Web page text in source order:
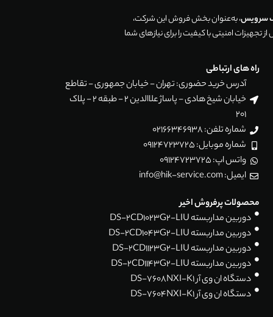
سرویس، به‌عنوان بخش فروش این شرکت،
تجهیزات امنیتی با کیفیت را برای نیازهای شما
راه های ارتباطی
آدرس خرید حضوری: تهران - خیابان جمهوری - تقاطع
خیابان شیخ هادی - پاساژ علاالدین 2 - طبقه 2 - پلاک
201
شماره تلفن: 02166346938
شماره موبایل: 09124723725
واتس اپ: 09124723725
ایمیل: info@hik-service.com
محصولات پرفروش اخیر
دوربین مداربسته DS-2CD1023G2-LIU
دوربین مداربسته DS-2CD1043G2-LIU
دوربین مداربسته DS-2CD1123G2-LIU
دوربین مداربسته DS-2CD1143G2-LIU
دستگاه ان وی آر DS-7608NXI-K1
دستگاه ان وی آر DS-7604NXI-K1